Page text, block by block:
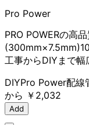
Pro Power
PRO POWERの高
工事からDIYまで幅
DIYPro Power配線
から ￥2,032
Add